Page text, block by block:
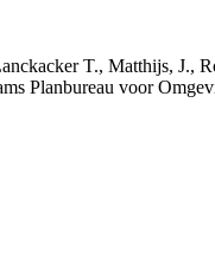
T., Matthijs, J.,
Planbureau voor